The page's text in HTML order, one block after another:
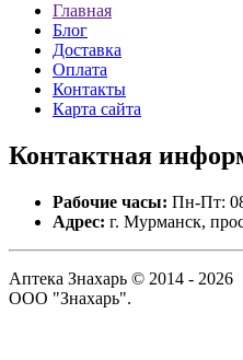
Главная
Блог
Доставка
Оплата
Контакты
Карта сайта
Контактная
Рабочие часы: Пн-Пт:
Адрес: г. Мурманск,
Аптека Знахарь © 2014 - 2026
ООО "Знахарь".